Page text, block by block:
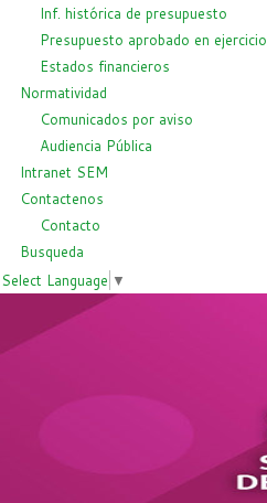
Inf. histórica de presupuesto
Presupuesto aprobado en ejercicio
Estados financieros
Normatividad
Comunicados por aviso
Audiencia Pública
Intranet SEM
Contactenos
Contacto
Busqueda
Select Language ▼